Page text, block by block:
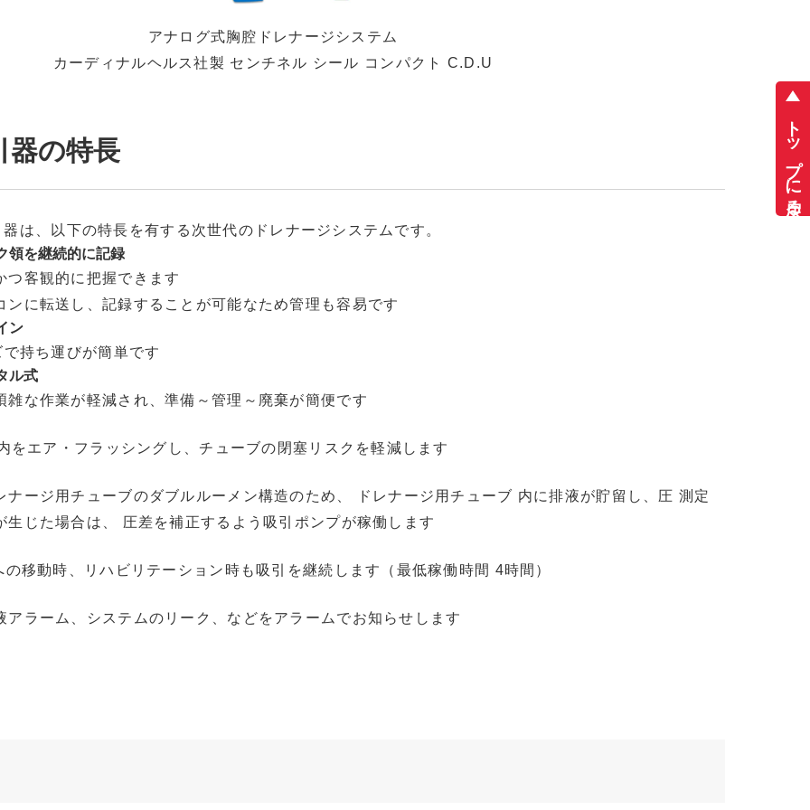
トップに戻る
アナログ式胸腔ドレナージシステム
カーディナルヘルス社製 センチネル シール コンパクト C.D.U
器の特長
は、以下の特長を有する次世代のドレナージシステムです。
領を継続的に記録
つ客観的に把握できます
ンに転送し、記録することが可能なため管理も容易です
ン
持ち運びが簡単です
ル式
雑な作業が軽減され、準備～管理～廃棄が簡便です
をエア・フラッシングし、チューブの閉塞リスクを軽減します
ナージ用チューブのダブルルーメン構造のため、 ドレナージ用チューブ 内に排液が貯留し、圧 測定
生じた場合は、 圧差を補正するよう吸引ポンプが稼働します
移動時、リハビリテーション時も吸引を継続します（最低稼働時間 4時間）
アラーム、システムのリーク、などをアラームでお知らせします